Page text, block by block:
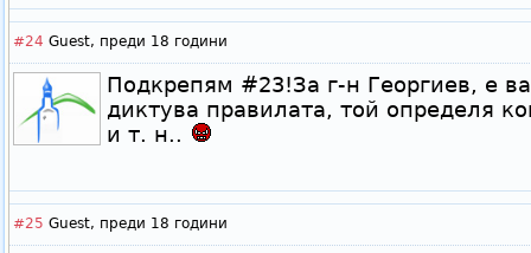
#24 Guest, преди 18 години
Подкрепям #23!За г-н Георгиев, е
диктува правилата, той определя
и т. н..
#25 Guest, преди 18 години